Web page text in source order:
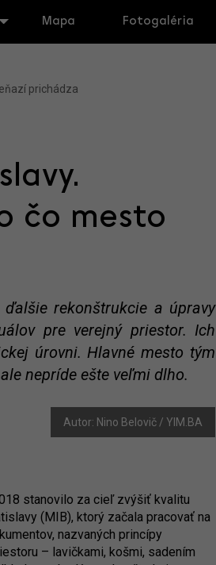
Mapa Fotogaléria
prichádza
čo mesto
rekonštrukcie a úpravy
pre verejný priestor. Ich
úrovni. Hlavné mesto tým
nepríde ešte veľmi dlho.
Autor: Nino Belovič / YIM.BA
stanovilo za cieľ zvýšiť kvalitu
(MIB), ktorý začala pracovať na
nazvaných princípy
– lavičkami, košmi, sadením